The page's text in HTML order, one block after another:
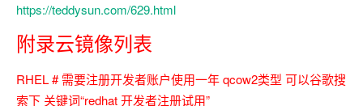
https://teddysun.com/629.html
附录云镜像列表
RHEL # 需要注册开发者账户使用一年 qcow2类型 可以谷歌搜
索下 关键词“redhat 开发者注册试用”